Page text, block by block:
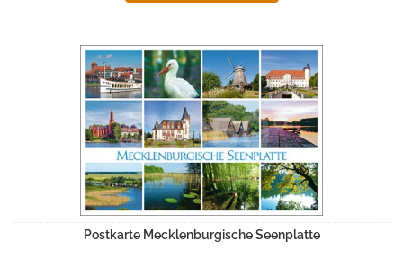
Postkarte Mecklenburgische Seenplatte